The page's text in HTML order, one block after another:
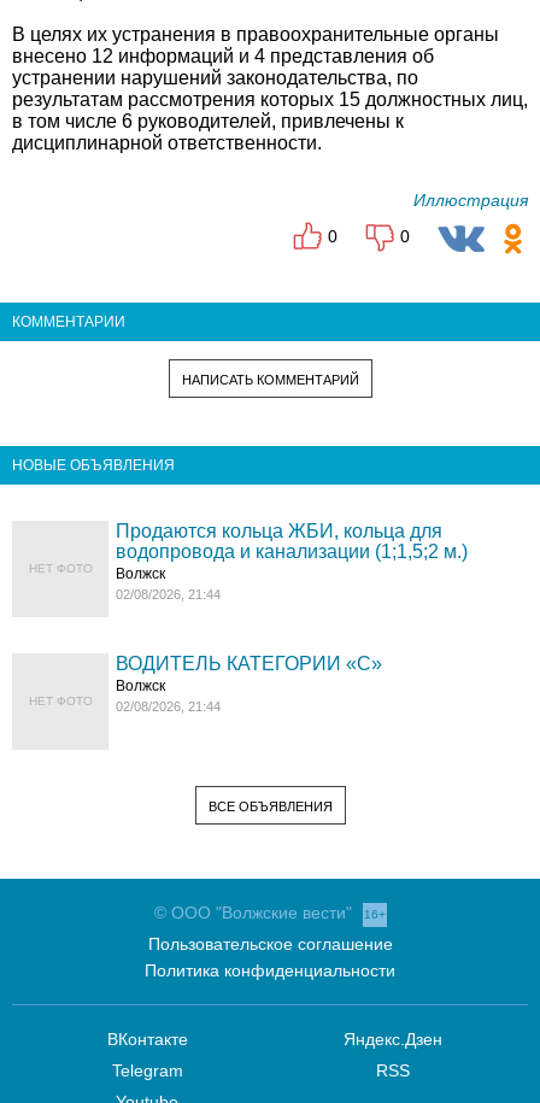
В целях их устранения в правоохранительные органы
внесено 12 информаций и 4 представления об
устранении нарушений законодательства, по
результатам рассмотрения которых 15 должностных лиц,
в том числе 6 руководителей, привлечены к
дисциплинарной ответственности.
Иллюстрация
0
0
КОММЕНТАРИИ
НАПИСАТЬ КОММЕНТАРИЙ
НОВЫЕ ОБЪЯВЛЕНИЯ
НЕТ ФОТО
Продаются кольца ЖБИ, кольца для
водопровода и канализации (1;1,5;2 м.)
Волжск
02/08/2026, 21:44
НЕТ ФОТО
ВОДИТЕЛЬ КАТЕГОРИИ «C»
Волжск
02/08/2026, 21:44
ВСЕ ОБЪЯВЛЕНИЯ
© ООО "Волжские вести" 16+
Пользовательское соглашение
Политика конфиденциальности
ВКонтакте
Telegram
Яндекс.Дзен
RSS